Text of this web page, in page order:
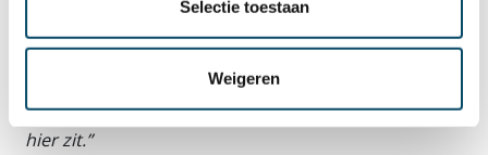
Selectie toestaan
Weigeren
ervaringen te doen? Bijvoorbeeld door bij de
politie of brandweer aan de slag te gaan?
“Ik doe het heel graag, maar het is niet dat ik dit
later echt wil doen. Voor nu is het wel fijn zolang ik
hier zit.”